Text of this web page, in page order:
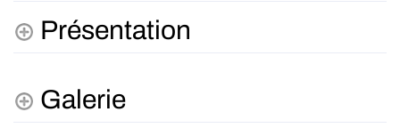
Présentation
Galerie